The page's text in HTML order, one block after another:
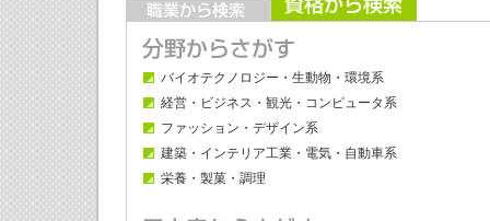
バイオテクノロジー・生動物・環境系
経営・ビジネス・観光・コンピュータ系
ファッション・デザイン系
建築・インテリア工業・電気・自動車系
栄養・製菓・調理